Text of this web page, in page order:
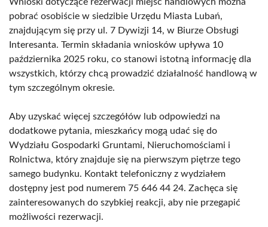
pobrać osobiście w siedzibie Urzędu Miasta Lubań,
znajdującym się przy ul. 7 Dywizji 14, w Biurze Obsługi
Interesanta. Termin składania wniosków upływa 10
października 2025 roku, co stanowi istotną informację dla
wszystkich, którzy chcą prowadzić działalność handlową w
tym szczególnym okresie.
Aby uzyskać więcej szczegółów lub odpowiedzi na
dodatkowe pytania, mieszkańcy mogą udać się do
Wydziału Gospodarki Gruntami, Nieruchomościami i
Rolnictwa, który znajduje się na pierwszym piętrze tego
samego budynku. Kontakt telefoniczny z wydziałem
dostępny jest pod numerem 75 646 44 24. Zachęca się
zainteresowanych do szybkiej reakcji, aby nie przegapić
możliwości rezerwacji.